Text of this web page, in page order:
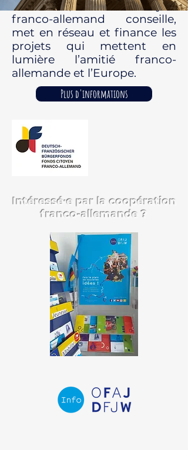
avril 2020, le Fonds citoyen
franco-allemand conseille,
met en réseau et finance les
projets qui mettent en
lumière l’amitié franco-
allemande et l’Europe.
Plus d'informations
Intéressé⸱e par la coopération
franco-allemande ?